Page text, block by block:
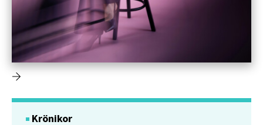
Krönikor